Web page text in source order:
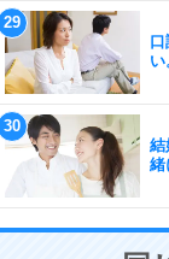
い
結
緒